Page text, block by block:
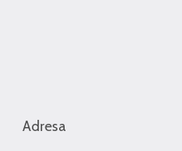
Adresa